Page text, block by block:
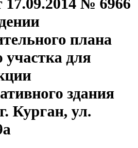
17.09.2014 № 6966
плана
участка для
здания
Курган, ул.